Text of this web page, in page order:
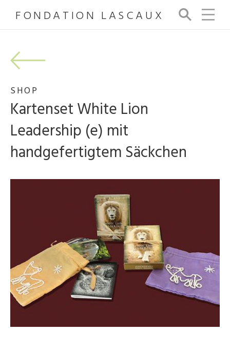
FONDATION LASCAUX
Su
ch
SHOP
Kartenset White Lion
Leadership (e) mit
handgefertigtem Säckchen